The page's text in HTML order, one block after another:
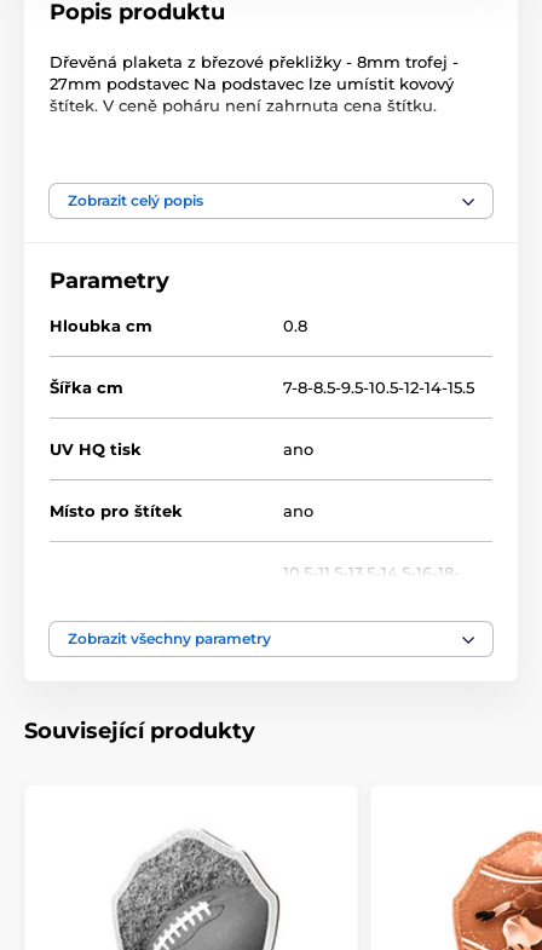
Popis produktu
Dřevěná plaketa z březové překližky - 8mm trofej -
27mm podstavec Na podstavec lze umístit kovový
štítek. V ceně poháru není zahrnuta cena štítku.
Běžky Zimní sporty
Zobrazit celý popis
Parametry
Hloubka cm 0.8
Šířka cm 7-8-8.5-9.5-10.5-12-14-15.5
UV HQ tisk ano
Místo pro štítek ano
10.5-11.5-13.5-14.5-16-18-
Motiv Běžky,Zima
Typ ocenění
Způsob personalizace
Zobrazit všechny parametry
Související produkty